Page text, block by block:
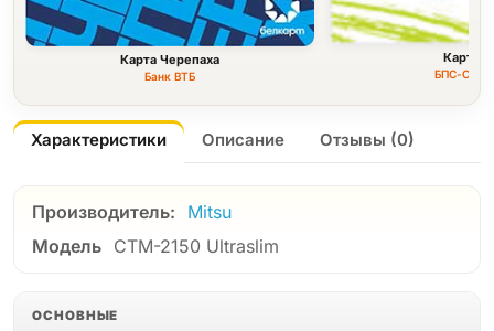
Карта Черепаха
Банк ВТБ
Карта
БПС-
Характеристики Описание Отзывы (0)
Производитель:
Mitsu
Модель CTM-2150 Ultraslim
ОСНОВНЫЕ